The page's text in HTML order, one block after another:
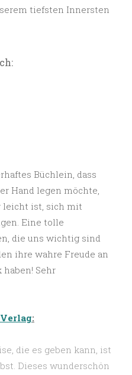
tiefsten Innersten
Büchlein, dass
Hand legen möchte,
leicht ist, sich mit
Eine tolle
die uns wichtig sind
ihre wahre Freude an
Sehr
:
die es geben kann, ist
Dieses wunderschön